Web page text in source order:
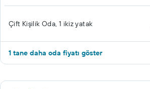
Çift ​Kişilik Oda, 1 ikiz yatak
1 tane daha oda fiyatı göster